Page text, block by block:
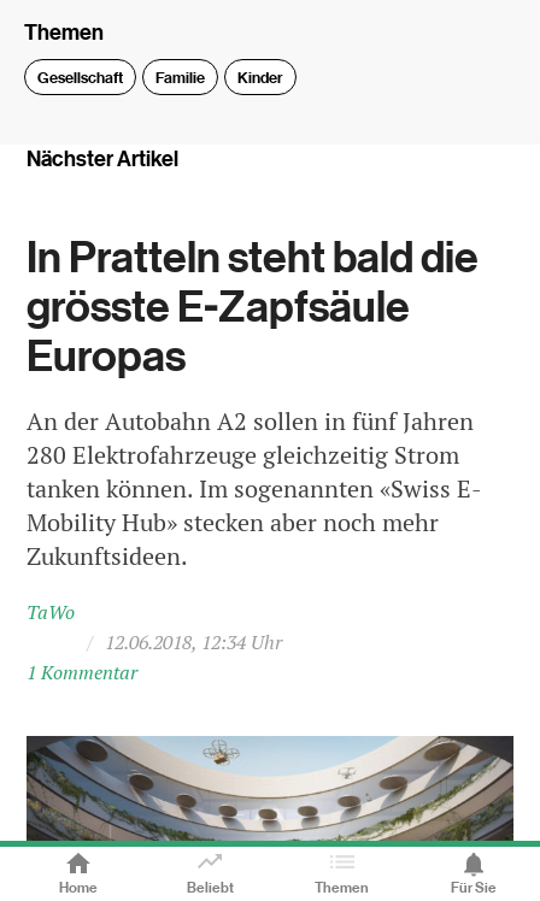
Themen
Gesellschaft Familie Kinder
Nächster Artikel
In Pratteln steht bald die
grösste E-Zapfsäule
Europas
An der Autobahn A2 sollen in fünf Jahren
280 Elektrofahrzeuge gleichzeitig Strom
tanken können. Im sogenannten «Swiss E-
Mobility Hub» stecken aber noch mehr
Zukunftsideen.
TaWo
/ 12.06.2018, 12:34 Uhr
1 Kommentar
Home Beliebt Themen Für Sie